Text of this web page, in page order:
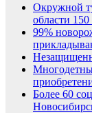
Окружной
области
99%
Более 60